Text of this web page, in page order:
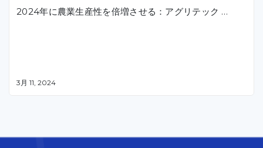
2024年に農業生産性を倍増させる：アグリテック …
3月 11, 2024